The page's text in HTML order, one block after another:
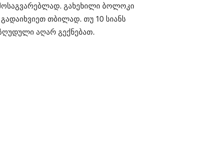
გახეხილი ბოლოკი
თბილად. თუ 10 სიანს
აღარ გექნებათ.